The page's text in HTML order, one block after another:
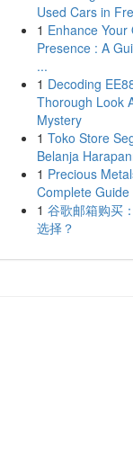
Used Cars in
1 Enhance Your
Presence : A
...
1 Decoding
Thorough Look
Mystery
1 Toko Store
Belanja
1 Precious
Complete Guide
1 谷歌邮箱购买
选择？